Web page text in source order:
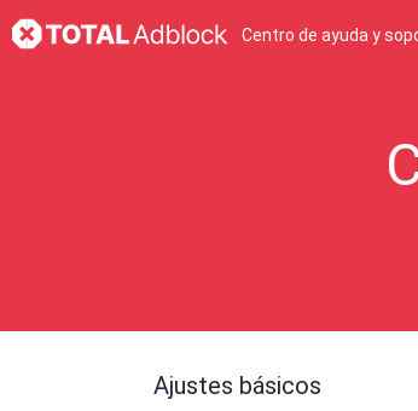
Centro de ayuda y
Ajustes básicos